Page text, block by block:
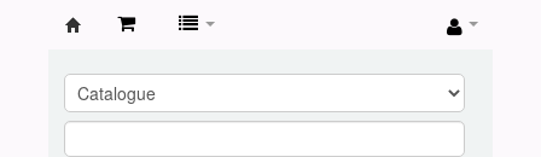
contestataires